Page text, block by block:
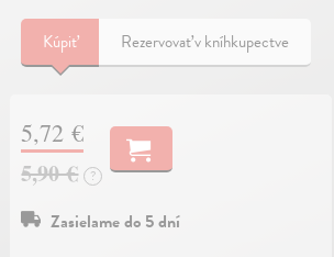
Kúpiť Rezervovať v kníhkupectve
5,72 €
5,90 €
?
Zasielame do 5 dní